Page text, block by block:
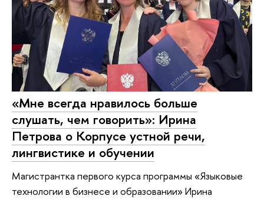
«Мне всегда нравилось больше
слушать, чем говорить»: Ирина
Петрова о Корпусе устной речи,
лингвистике и обучении
Магистрантка первого курса программы «Языковые
технологии в бизнесе и образовании» Ирина